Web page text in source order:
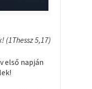
(1Thessz 5,17)
első napján